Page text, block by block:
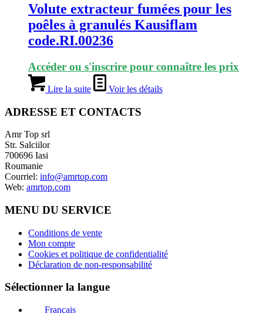
Volute extracteur fumées pour les
poêles à granulés Kausiflam
code.RI.00236
Accéder ou s'inscrire pour connaître les prix
Lire la suite Voir les détails
ADRESSE ET CONTACTS
Amr Top srl
Str. Salciilor
700696 Iasi
Roumanie
Courriel: info@amrtop.com
Web: amrtop.com
MENU DU SERVICE
Conditions de vente
Mon compte
Cookies et politique de confidentialité
Déclaration de non-responsabilité
Sélectionner la langue
Français